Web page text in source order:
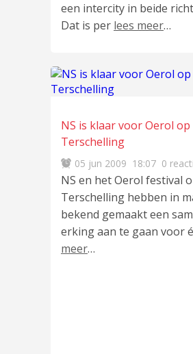
een intercity in beide
Dat is per lees meer…
NS is klaar voor Oerol op
Terschelling
05 jun 2009 18:07 0
NS en het Oerol festival
Terschelling hebben in
bekend gemaakt een
erking aan te gaan voor
meer…